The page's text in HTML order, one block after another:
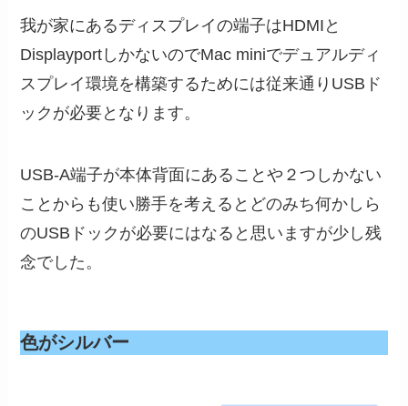
我が家にあるディスプレイの端子はHDMIと
DisplayportしかないのでMac miniでデュアルディ
スプレイ環境を構築するためには従来通りUSBド
ックが必要となります。
USB-A端子が本体背面にあることや２つしかない
ことからも使い勝手を考えるとどのみち何かしら
のUSBドックが必要にはなると思いますが少し残
念でした。
色がシルバー